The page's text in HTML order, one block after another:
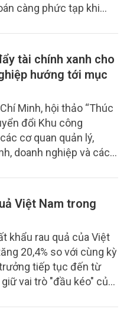
càng phức tạp khi
đảo thiên nhiên.
tài chính xanh cho
hướng tới mục
Minh, hội thảo “Thúc
đổi Khu công
cơ quan quản lý,
doanh nghiệp và các
chuyển đổi xanh của
Việt Nam trong
khẩu rau quả của Việt
20,4% so với cùng kỳ
tiếp tục đến từ
vai trò "đầu kéo" của
cảnh báo về sự phụ